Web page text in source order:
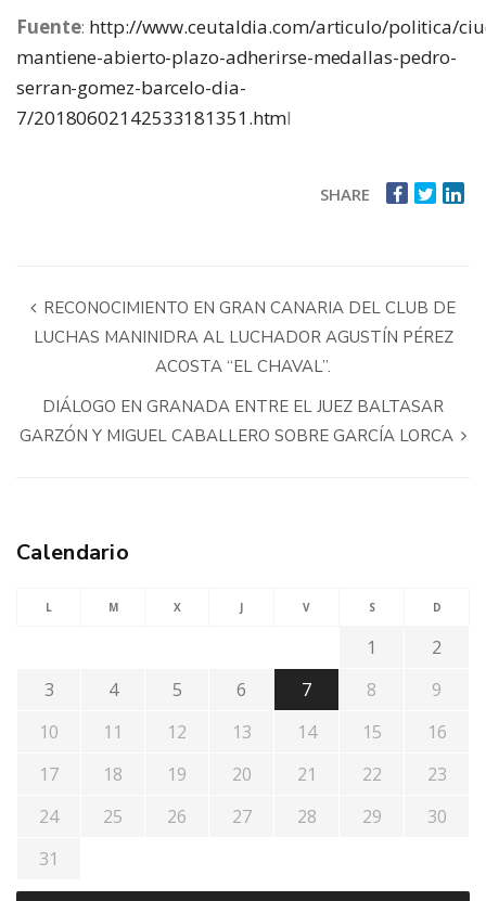
Fuente: http://www.ceutaldia.com/articulo/politica/
mantiene-abierto-plazo-adherirse-medallas-pedro-
serran-gomez-barcelo-dia-
7/20180602142533181351.html
SHARE
RECONOCIMIENTO EN GRAN CANARIA DEL CLUB DE
LUCHAS MANINIDRA AL LUCHADOR AGUSTÍN PÉREZ
ACOSTA “EL CHAVAL”.
DIÁLOGO EN GRANADA ENTRE EL JUEZ BALTASAR
GARZÓN Y MIGUEL CABALLERO SOBRE GARCÍA LORCA
Calendario
L M X J V S D
1
2
3
4 5 6 7 8
9
10
11 12 13 14 15
16
17
18 19 20 21 22
23
24
25 26 27 28 29
30
31